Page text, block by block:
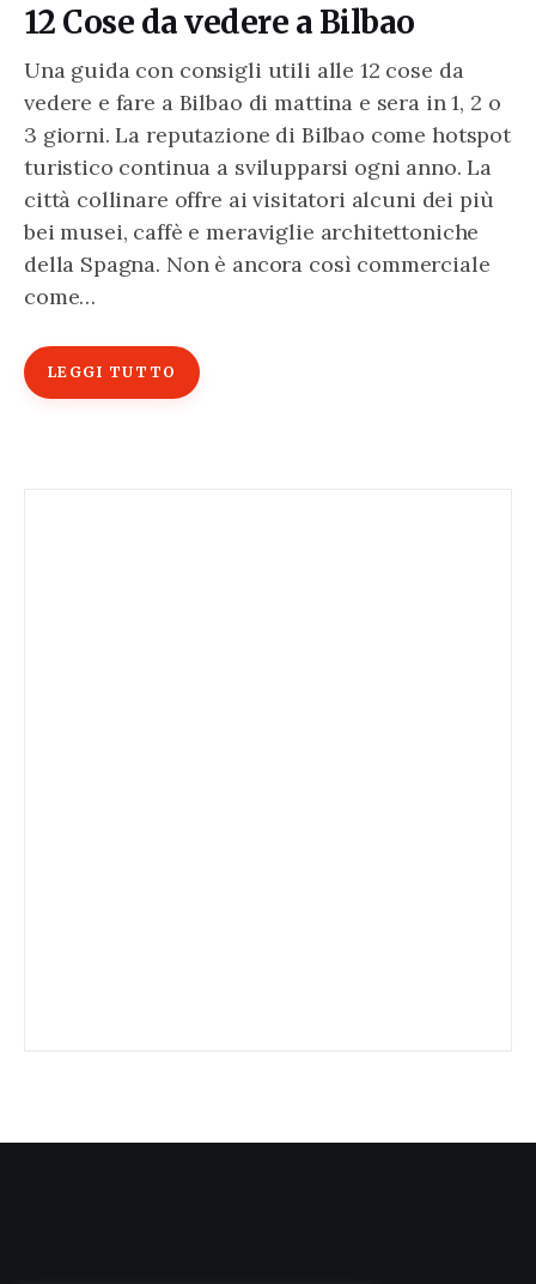
12 Cose da vedere a Bilbao
Una guida con consigli utili alle 12 cose da
vedere e fare a Bilbao di mattina e sera in 1, 2 o
3 giorni. La reputazione di Bilbao come hotspot
turistico continua a svilupparsi ogni anno. La
città collinare offre ai visitatori alcuni dei più
bei musei, caffè e meraviglie architettoniche
della Spagna. Non è ancora così commerciale
come…
LEGGI TUTTO